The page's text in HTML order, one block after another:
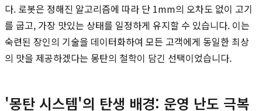
다. 로봇은 정해진 알고리즘에 따라 단 1mm의 오차도 없이 고기
를 굽고, 가장 맛있는 상태를 일정하게 유지할 수 있습니다. 이는
숙련된 장인의 기술을 데이터화하여 모든 고객에게 동일한 최상
의 맛을 제공하겠다는 몽탄의 철학이 담긴 선택이었습니다.
'몽탄 시스템'의 탄생 배경: 운영 난도 극복